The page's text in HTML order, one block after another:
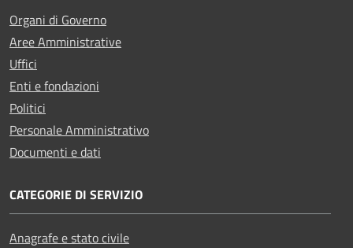
Organi di Governo
Aree Amministrative
Uffici
Enti e fondazioni
Politici
Personale Amministrativo
Documenti e dati
CATEGORIE DI SERVIZIO
Anagrafe e stato civile